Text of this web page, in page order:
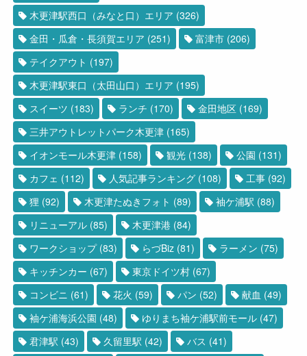
木更津駅西口（みなと口）エリア (326)
金田・瓜倉・長須賀エリア (251) 富津市 (206)
テイクアウト (197)
木更津駅東口（太田山口）エリア (195)
スイーツ (183) ランチ (170) 金田地区 (169)
三井アウトレットパーク木更津 (165)
イオンモール木更津 (158) 観光 (138) 公園 (131)
カフェ (112) 人気記事ランキング (108) 工事 (92)
狸 (92) 木更津たぬきフォト (89) 袖ケ浦駅 (88)
リニューアル (85) 木更津港 (84)
ワークショップ(83) らづBiz (81) ラーメン (75)
キッチンカー (67) 東京ドイツ村 (67)
コンビニ (61) 花火 (59) パン (52) 献血 (49)
袖ケ浦海浜公園 (48) ゆりまち袖ケ浦駅前モール (47)
君津駅 (43) 久留里駅 (42) バス (41)